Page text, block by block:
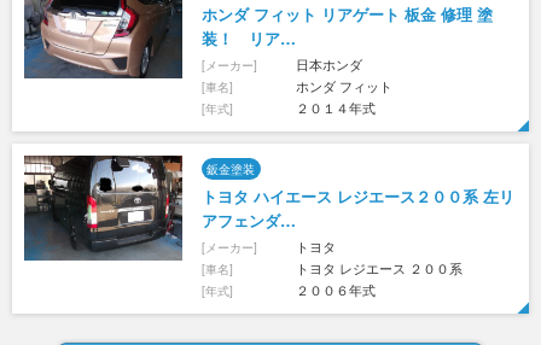
ホンダ フィット リアゲート 板金 修理 塗
装！ リア…
[メーカー] 日本ホンダ
[車名] ホンダ フィット
[年式] ２０１４年式
鈑金塗装
トヨタ ハイエース レジエース２００系 左リ
アフェンダ…
[メーカー] トヨタ
[車名] トヨタ レジエース ２００系
[年式] ２００６年式